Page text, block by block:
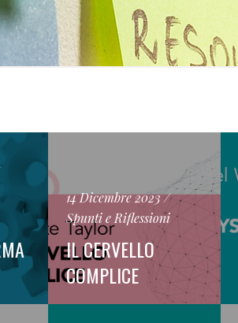
14 Dicembre 2023
Spunti e Riflessioni
IL CERVELLO
COMPLICE